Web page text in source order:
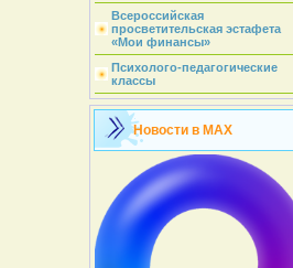
Всероссийская
просветительская эстафета
«Мои финансы»
Психолого-педагогические
классы
Новости в MAX